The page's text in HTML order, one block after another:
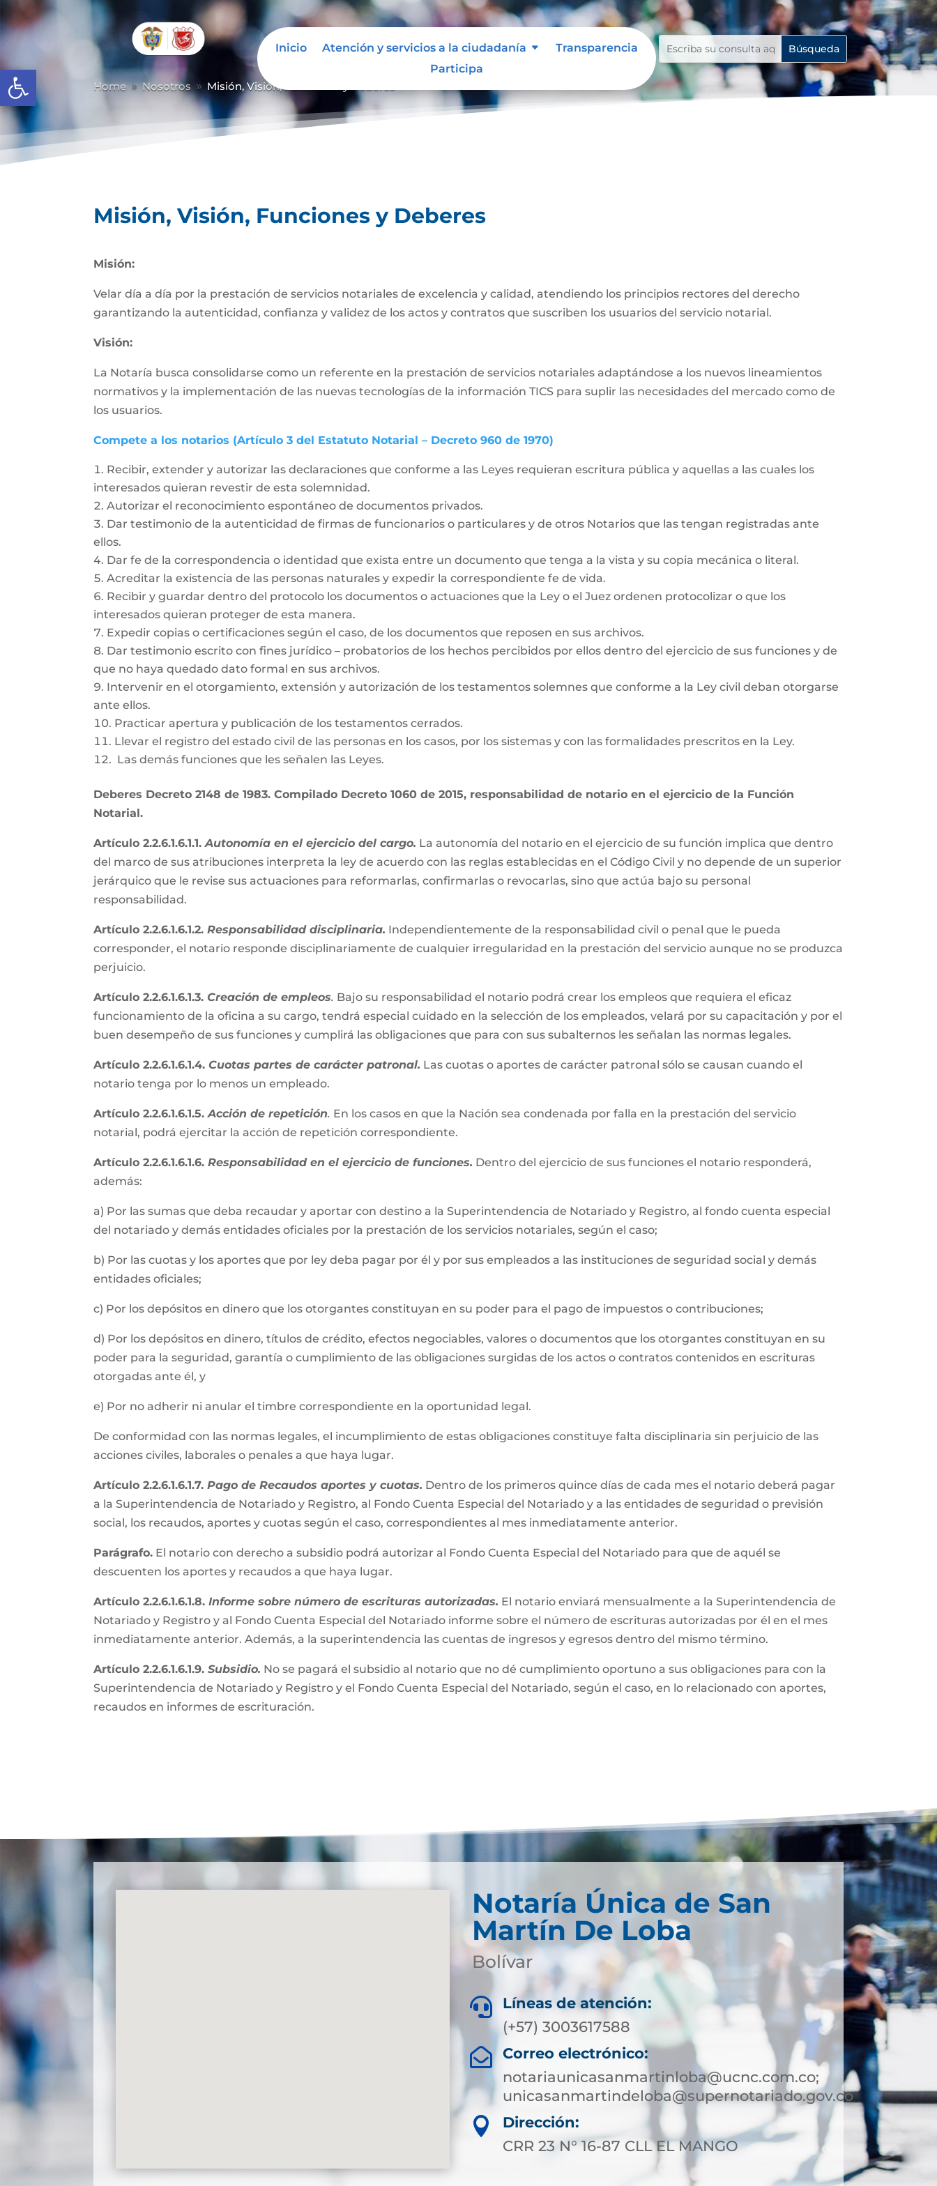
Abrir barra de herramientas
Inicio Atención y servicios a la ciudadanía
Transparencia
Participa
Home 9 Nosotros 9 Misión, Visión, Funciones y Deberes
Misión, Visión, Funciones y Deberes
Misión:
Velar día a día por la prestación de servicios notariales de excelencia y calidad, atendiendo los principios rectores del derecho
garantizando la autenticidad, confianza y validez de los actos y contratos que suscriben los usuarios del servicio notarial.
Visión:
La Notaría busca consolidarse como un referente en la prestación de servicios notariales adaptándose a los nuevos lineamientos
normativos y la implementación de las nuevas tecnologías de la información TICS para suplir las necesidades del mercado como de
los usuarios.
Compete a los notarios (Artículo 3 del Estatuto Notarial – Decreto 960 de 1970)
Recibir, extender y autorizar las declaraciones que conforme a las Leyes requieran escritura pública y aquellas a las cuales los
interesados quieran revestir de esta solemnidad.
Autorizar el reconocimiento espontáneo de documentos privados.
Dar testimonio de la autenticidad de firmas de funcionarios o particulares y de otros Notarios que las tengan registradas ante
ellos.
Dar fe de la correspondencia o identidad que exista entre un documento que tenga a la vista y su copia mecánica o literal.
Acreditar la existencia de las personas naturales y expedir la correspondiente fe de vida.
Recibir y guardar dentro del protocolo los documentos o actuaciones que la Ley o el Juez ordenen protocolizar o que los
interesados quieran proteger de esta manera.
Expedir copias o certificaciones según el caso, de los documentos que reposen en sus archivos.
Dar testimonio escrito con fines jurídico – probatorios de los hechos percibidos por ellos dentro del ejercicio de sus funciones y de
que no haya quedado dato formal en sus archivos.
Intervenir en el otorgamiento, extensión y autorización de los testamentos solemnes que conforme a la Ley civil deban otorgarse
ante ellos.
Practicar apertura y publicación de los testamentos cerrados.
Llevar el registro del estado civil de las personas en los casos, por los sistemas y con las formalidades prescritos en la Ley.
Las demás funciones que les señalen las Leyes.
Deberes Decreto 2148 de 1983. Compilado Decreto 1060 de 2015, responsabilidad de notario en el ejercicio de la Función
Notarial.
Artículo 2.2.6.1.6.1.1.Autonomía en el ejercicio del cargo. La autonomía del notario en el ejercicio de su función implica que dentro
del marco de sus atribuciones interpreta la ley de acuerdo con las reglas establecidas en el Código Civil y no depende de un superior
jerárquico que le revise sus actuaciones para reformarlas, confirmarlas o revocarlas, sino que actúa bajo su personal
responsabilidad.
Artículo 2.2.6.1.6.1.2. Responsabilidad disciplinaria. Independientemente de la responsabilidad civil o penal que le pueda
corresponder, el notario responde disciplinariamente de cualquier irregularidad en la prestación del servicio aunque no se produzca
perjuicio.
Artículo 2.2.6.1.6.1.3.Creación de empleos. Bajo su responsabilidad el notario podrá crear los empleos que requiera el eficaz
funcionamiento de la oficina a su cargo, tendrá especial cuidado en la selección de los empleados, velará por su capacitación y por el
buen desempeño de sus funciones y cumplirá las obligaciones que para con sus subalternos les señalan las normas legales.
Artículo 2.2.6.1.6.1.4.Cuotas partes de carácter patronal. Las cuotas o aportes de carácter patronal sólo se causan cuando el
notario tenga por lo menos un empleado.
Artículo 2.2.6.1.6.1.5.Acción de repetición. En los casos en que la Nación sea condenada por falla en la prestación del servicio
notarial, podrá ejercitar la acción de repetición correspondiente.
Artículo 2.2.6.1.6.1.6.Responsabilidad en el ejercicio de funciones. Dentro del ejercicio de sus funciones el notario responderá,
además:
a) Por las sumas que deba recaudar y aportar con destino a la Superintendencia de Notariado y Registro, al fondo cuenta especial
del notariado y demás entidades oficiales por la prestación de los servicios notariales, según el caso;
b) Por las cuotas y los aportes que por ley deba pagar por él y por sus empleados a las instituciones de seguridad social y demás
entidades oficiales;
c) Por los depósitos en dinero que los otorgantes constituyan en su poder para el pago de impuestos o contribuciones;
d) Por los depósitos en dinero, títulos de crédito, efectos negociables, valores o documentos que los otorgantes constituyan en su
poder para la seguridad, garantía o cumplimiento de las obligaciones surgidas de los actos o contratos contenidos en escrituras
otorgadas ante él, y
e) Por no adherir ni anular el timbre correspondiente en la oportunidad legal.
De conformidad con las normas legales, el incumplimiento de estas obligaciones constituye falta disciplinaria sin perjuicio de las
acciones civiles, laborales o penales a que haya lugar.
Artículo 2.2.6.1.6.1.7.Pago de Recaudos aportes y cuotas. Dentro de los primeros quince días de cada mes el notario deberá pagar
a la Superintendencia de Notariado y Registro, al Fondo Cuenta Especial del Notariado y a las entidades de seguridad o previsión
social, los recaudos, aportes y cuotas según el caso, correspondientes al mes inmediatamente anterior.
Parágrafo. El notario con derecho a subsidio podrá autorizar al Fondo Cuenta Especial del Notariado para que de aquél se
descuenten los aportes y recaudos a que haya lugar.
Artículo 2.2.6.1.6.1.8.Informe sobre número de escrituras autorizadas. El notario enviará mensualmente a la Superintendencia de
Notariado y Registro y al Fondo Cuenta Especial del Notariado informe sobre el número de escrituras autorizadas por él en el mes
inmediatamente anterior. Además, a la superintendencia las cuentas de ingresos y egresos dentro del mismo término.
Artículo 2.2.6.1.6.1.9.Subsidio. No se pagará el subsidio al notario que no dé cumplimiento oportuno a sus obligaciones para con la
Superintendencia de Notariado y Registro y el Fondo Cuenta Especial del Notariado, según el caso, en lo relacionado con aportes,
recaudos en informes de escrituración.
Notaría Única de San
Martín De Loba
Bolívar

Líneas de atención:
(+57) 3003617588

Correo electrónico:
notariaunicasanmartinloba@ucnc.com.co;
unicasanmartindeloba@supernotariado.gov.co

Dirección:
CRR 23 N° 16-87 CLL EL MANGO